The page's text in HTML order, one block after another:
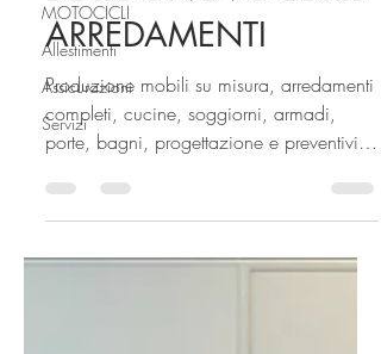
MOTOCICLI
Allestimenti
Assicurazioni
Servizi
BORGONOVO LORIS
ARREDAMENTI
Produzione mobili su misura, arredamenti
porte, bagni, progettazione e preventivi
gratuiti....